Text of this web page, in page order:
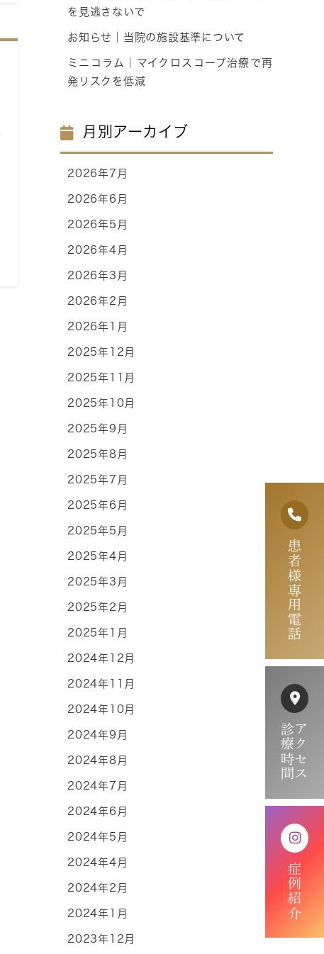
患者様専用電話
アクセス
診療時間
症例紹介
を見逃さないで
お知らせ｜当院の施設基準について
ミニコラム｜マイクロスコープ治療で再
発リスクを低減
月別アーカイブ
2026年7月
2026年6月
2026年5月
2026年4月
2026年3月
2026年2月
2026年1月
2025年12月
2025年11月
2025年10月
2025年9月
2025年8月
2025年7月
2025年6月
2025年5月
2025年4月
2025年3月
2025年2月
2025年1月
2024年12月
2024年11月
2024年10月
2024年9月
2024年8月
2024年7月
2024年6月
2024年5月
2024年4月
2024年2月
2024年1月
2023年12月